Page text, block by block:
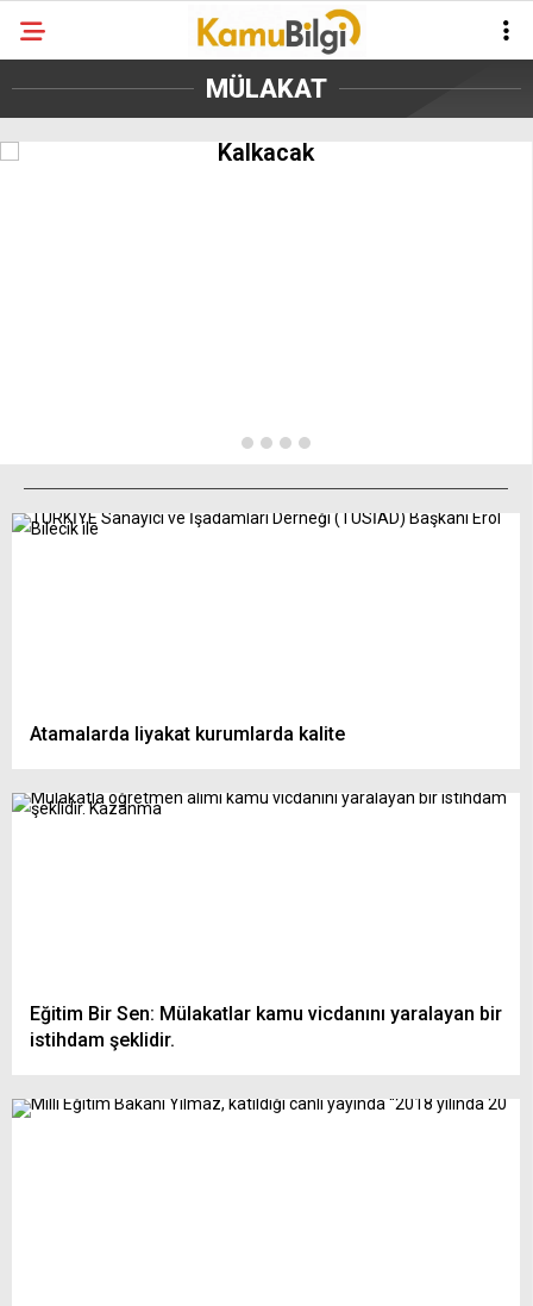
MÜLAKAT
Öğretmenlik Mülakatları Ne Zaman
Kalkacak
Atamalarda liyakat kurumlarda kalite
Eğitim Bir Sen: Mülakatlar kamu vicdanını yaralayan bir
istihdam şeklidir.